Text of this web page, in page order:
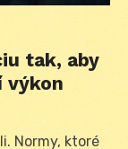
tak, aby
výkon
Normy, ktoré